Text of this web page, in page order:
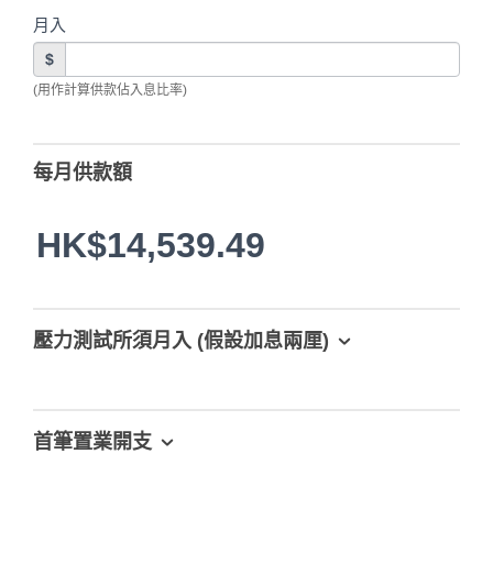
月入
$
(用作計算供款佔入息比率)
每月供款額
HK$14,539.49
壓力測試所須月入 (假設加息兩厘)
首筆置業開支